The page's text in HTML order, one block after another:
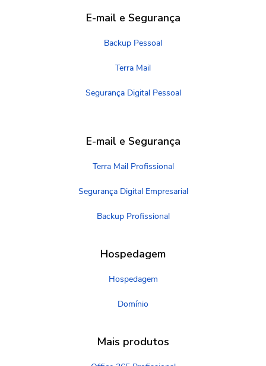
E-mail e Segurança
Backup Pessoal
Terra Mail
Segurança Digital Pessoal
E-mail e Segurança
Terra Mail Profissional
Segurança Digital Empresarial
Backup Profissional
Hospedagem
Hospedagem
Domínio
Mais produtos